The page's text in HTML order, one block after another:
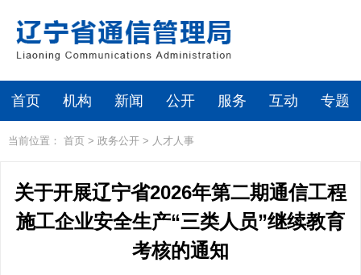
首页 机构 新闻 公开 服务 互动 专题
当前位置： 首页 > 政务公开 > 人才人事
关于开展辽宁省2026年第二期通信工程
施工企业安全生产“三类人员”继续教育
考核的通知